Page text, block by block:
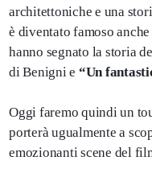
architettoniche e una
è diventato famoso
hanno segnato la storia
di Benigni e “Un
Oggi faremo quindi un
porterà ugualmente a
emozionanti scene del